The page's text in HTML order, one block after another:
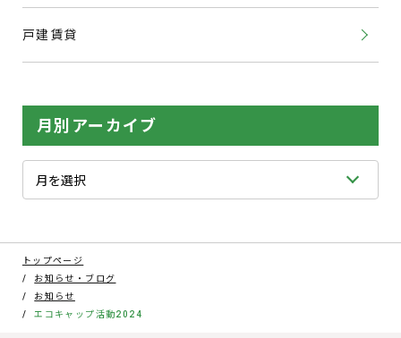
戸建賃貸
月別アーカイブ
トップページ
お知らせ・ブログ
お知らせ
エコキャップ活動2024